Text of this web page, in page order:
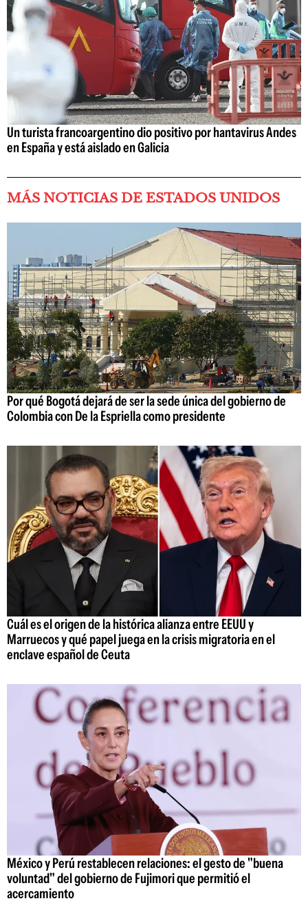
Un turista francoargentino dio positivo por hantavirus Andes
en España y está aislado en Galicia
MÁS NOTICIAS DE ESTADOS UNIDOS
Por qué Bogotá dejará de ser la sede única del gobierno de
Colombia con De la Espriella como presidente
Cuál es el origen de la histórica alianza entre EEUU y
Marruecos y qué papel juega en la crisis migratoria en el
enclave español de Ceuta
México y Perú restablecen relaciones: el gesto de "buena
voluntad" del gobierno de Fujimori que permitió el
acercamiento